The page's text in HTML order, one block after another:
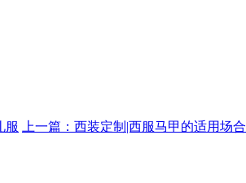
服
上一篇：西装定制|西服马甲的适用场合